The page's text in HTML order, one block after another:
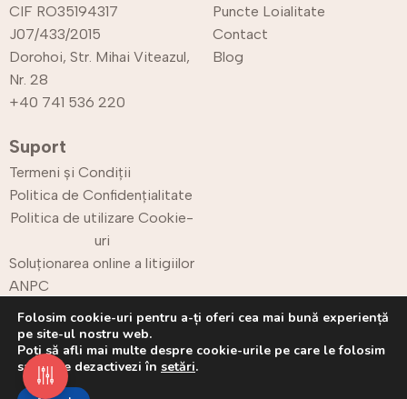
CIF RO35194317
J07/433/2015
Dorohoi, Str. Mihai Viteazul,
Nr. 28
+40 741 536 220
Puncte Loialitate
Contact
Blog
Suport
Termeni și Condiții
Politica de Confidențialitate
Politica de utilizare Cookie-
uri
Soluționarea online a litigiilor
ANPC
Retur
Folosim cookie-uri pentru a-ți oferi cea mai bună experiență
pe site-ul nostru web.
Poți să afli mai multe despre cookie-urile pe care le folosim
sau să le dezactivezi în setări.